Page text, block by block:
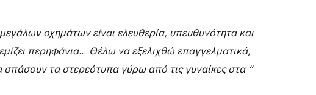
οχημάτων είναι ελευθερία, υπευθυνότητα και
περηφάνια… Θέλω να εξελιχθώ επαγγελματικά,
τα στερεότυπα γύρω από τις γυναίκες στα “